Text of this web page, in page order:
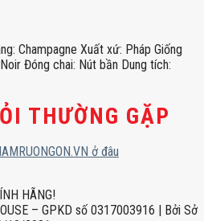
Champagne Xuất xứ: Pháp Giống
Đóng chai: Nút bần Dung tích:
THƯỜNG GẶP
ở đâu
HÃNG!
– GPKD số 0317003916 | Bởi Sở